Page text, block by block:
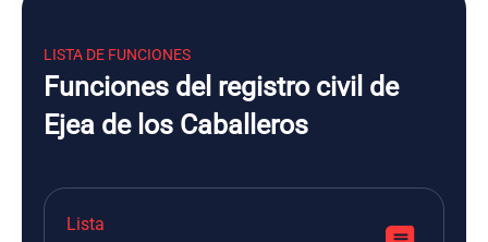
LISTA DE FUNCIONES
Funciones del registro civil de
Ejea de los Caballeros
Lista